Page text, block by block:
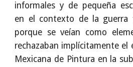
informales y de pequeña
en el contexto de la guerra
porque se veían como
rechazaban implícitamente el
Mexicana de Pintura en la